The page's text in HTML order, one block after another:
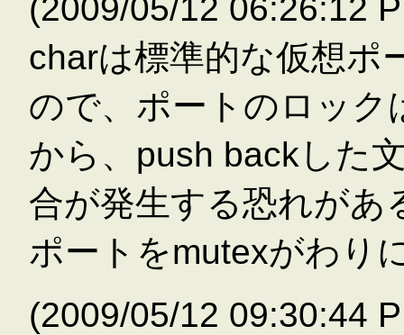
(2009/05/12 06:26:12
charは標準的な仮想ポ
ので、ポートのロック
から、push backした
合が発生する恐れがあ
ポートをmutexがわり
(2009/05/12 09:30:44